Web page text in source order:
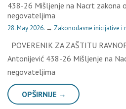
438-26 Mišljenje na Nacrt zakona
negovateljima
28. May 2026. → Zakonodavne inicijative i
POVERENIK ZA ZAŠTITU
Antonijević 438-26 Mišljenje na
negovateljima
OPŠIRNIJE →